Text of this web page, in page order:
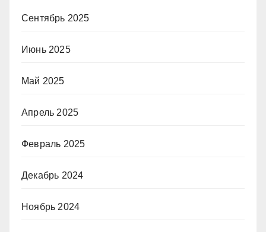
Сентябрь 2025
Июнь 2025
Май 2025
Апрель 2025
Февраль 2025
Декабрь 2024
Ноябрь 2024